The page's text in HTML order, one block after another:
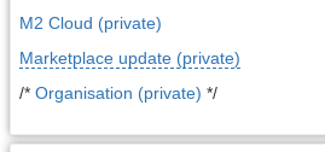
M2 Cloud (private)
Marketplace update (private)
/* Organisation (private) */